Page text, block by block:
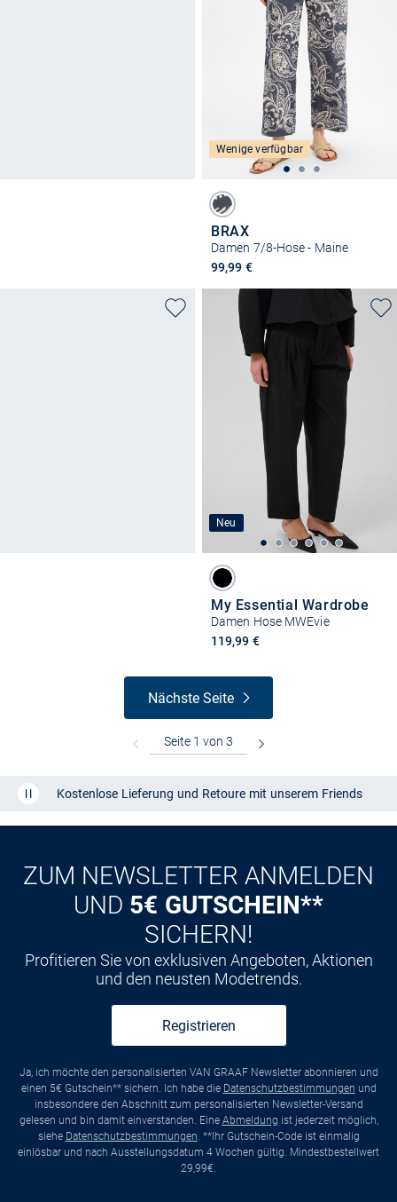
Wenige verfügbar
BRAX
Damen 7/8-Hose - Maine
99,99 €
Neu
My Essential Wardrobe
Damen Hose MWEvie
119,99 €
Nächste Seite
Kostenlose Lieferung und Retoure mit unserem Friends
ZUM NEWSLETTER ANMELDEN
UND 5€ GUTSCHEIN**
SICHERN!
Profitieren Sie von exklusiven Angeboten, Aktionen
und den neusten Modetrends.
Registrieren
Ja, ich möchte den personalisierten VAN GRAAF Newsletter abonnieren und
einen 5€ Gutschein** sichern. Ich habe die Datenschutzbestimmungen und
insbesondere den Abschnitt zum personalisierten Newsletter-Versand
gelesen und bin damit einverstanden. Eine Abmeldung ist jederzeit möglich,
siehe Datenschutzbestimmungen. **Ihr Gutschein-Code ist einmalig
einlösbar und nach Ausstellungsdatum 4 Wochen gültig. Mindestbestellwert
29,99€.